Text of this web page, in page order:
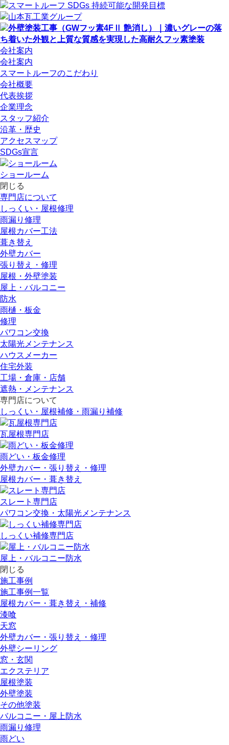
会社案内
会社案内
スマートルーフのこだわり
会社概要
代表挨拶
企業理念
スタッフ紹介
沿革・歴史
アクセスマップ
SDGs宣言
ショールーム
閉じる
専門店について
しっくい・屋根修理
雨漏り修理
屋根カバー工法
葺き替え
外壁カバー
張り替え・修理
屋根・外壁塗装
屋上・バルコニー
防水
雨樋・板金
修理
パワコン交換
太陽光メンテナンス
ハウスメーカー
住宅外装
工場・倉庫・店舗
遮熱・メンテナンス
専門店について
しっくい・屋根補修・雨漏り補修
瓦屋根専門店
雨どい・板金修理
外壁カバー・張り替え・修理
屋根カバー・葺き替え
スレート専門店
パワコン交換・太陽光メンテナンス
しっくい補修専門店
屋上・バルコニー防水
閉じる
施工事例
施工事例一覧
屋根カバー・葺き替え・補修
漆喰
天窓
外壁カバー・張り替え・修理
外壁シーリング
窓・玄関
エクステリア
屋根塗装
外壁塗装
その他塗装
バルコニー・屋上防水
雨漏り修理
雨どい